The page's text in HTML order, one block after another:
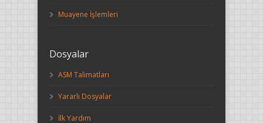
Muayene İşlemleri
Dosyalar
ASM Talimatları
Yararlı Dosyalar
İlk Yardım